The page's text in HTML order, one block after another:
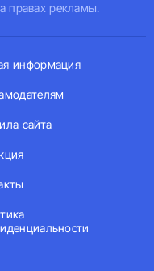
правах рекламы.
информация
сайта